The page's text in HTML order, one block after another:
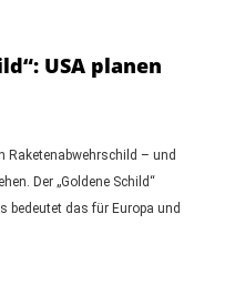
USA planen
Raketenabwehrschild – und
Der „Goldene Schild“
bedeutet das für Europa und